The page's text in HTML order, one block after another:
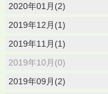
2020年01月(2)
2019年12月(1)
2019年11月(1)
2019年10月(0)
2019年09月(2)